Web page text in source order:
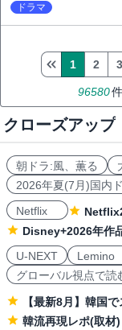
ドラマ
96580
1 2 3
クローズアップ
朝ドラ:風、薫る
2026年夏(7月)国内
Netflix
Disney+2026年作
U-NEXT
Lemino
グローバル視点で読
【最新8月】韓国
韓流再現レポ(取材)